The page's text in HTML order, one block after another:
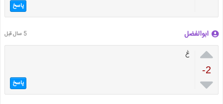
پاسخ
ابوالفضل 5 سال قبل

-2

غ
پاسخ